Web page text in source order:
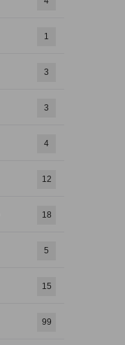
1
3
3
4
12
18
5
15
99